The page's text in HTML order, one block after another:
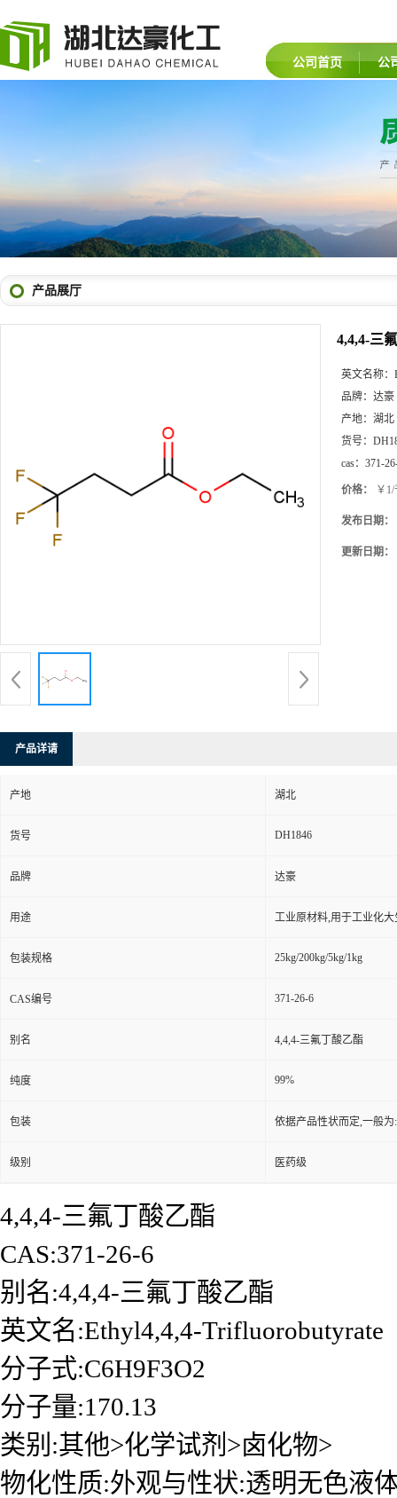
公司首页 公
产品展厅
4,4,4-三
英文名称：
品牌： 达豪
产地： 湖北
货号：
cas： 371-
价格： ￥
发布日期：
更新日期：
产品详请
产地 湖北
货号 DH1846
品牌 达豪
用途 工业原材料,用于工业化大
包装规格 25kg/200kg/5kg/1kg
CAS编号 371-26-6
别名 4,4,4-三氟丁酸乙酯
纯度 99%
包装 依据产品性状而定,一般
级别 医药级
4,4,4-三氟丁酸乙酯
CAS:371-26-6
别名:4,4,4-三氟丁酸乙酯
英文名:Ethyl4,4,4-Trifluorobutyrate
分子式:C6H9F3O2
分子量:170.13
类别:其他>化学试剂>卤化物>
物化性质:外观与性状:透明无色液